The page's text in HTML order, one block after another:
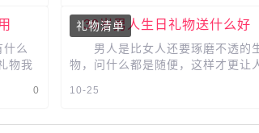
么
物我
手为...
0
礼物清单
30岁男人生日礼物送什么好
男人是比女人还要琢磨不透的
物，问什么都是随便，这样才更让
喜，更重要的是要适合他，或者是
10-25